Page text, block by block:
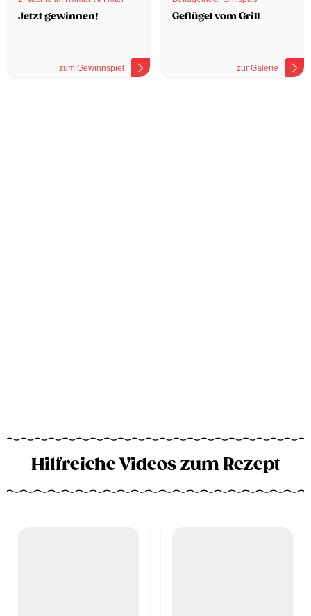
Jetzt gewinnen!
zum Gewinnspiel
Geflügel vom Grill
zur Galerie
Hilfreiche Videos zum Rezept